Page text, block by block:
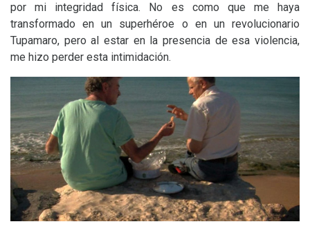
por mi integridad física. No es como que me haya
transformado en un superhéroe o en un revolucionario
Tupamaro, pero al estar en la presencia de esa violencia,
me hizo perder esta intimidación.